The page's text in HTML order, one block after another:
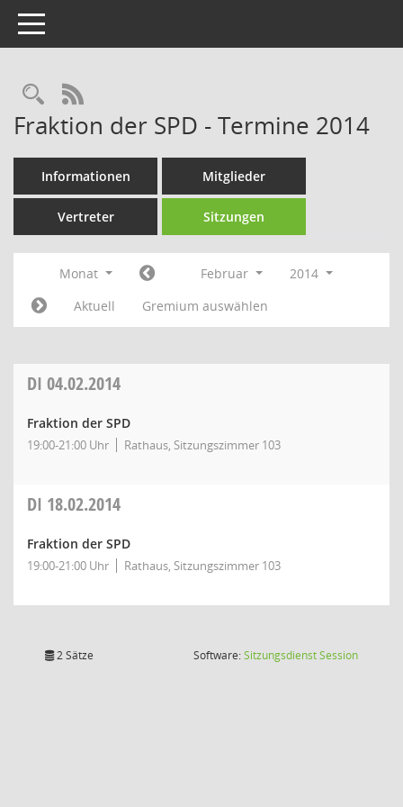
Toggle navigation
Rechercheauswahl
RSS-Feed
Fraktion der SPD - Termine 2014
Informationen Mitglieder
Vertreter Sitzungen
Monat Februar
2014
Aktuell
Gremium auswählen
DI 04.02.2014
Fraktion der SPD
19:00-21:00 Uhr Rathaus, Sitzungszimmer 103
DI 18.02.2014
Fraktion der SPD
19:00-21:00 Uhr Rathaus, Sitzungszimmer 103
2 Sätze Software:SitzungsdienstSession(Wird in